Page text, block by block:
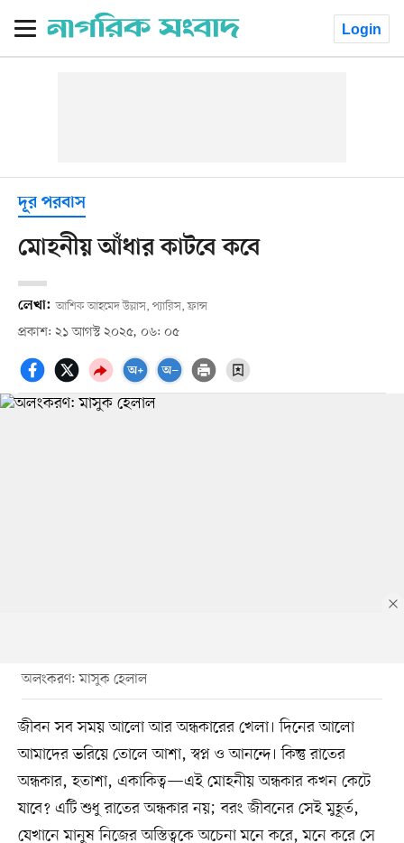
Login
দূর পরবাস
মোহনীয় আঁধার কাটবে কবে
লেখা: আশিক আহমেদ উল্লাস, প্যারিস, ফ্রান্স
প্রকাশ: ২১ আগস্ট ২০২৫, ০৬: ০৫
অলংকরণ: মাসুক হেলাল
জীবন সব সময় আলো আর অন্ধকারের খেলা। দিনের আলো
আমাদের ভরিয়ে তোলে আশা, স্বপ্ন ও আনন্দে। কিন্তু রাতের
অন্ধকার, হতাশা, একাকিত্ব—এই মোহনীয় অন্ধকার কখন কেটে
যাবে? এটি শুধু রাতের অন্ধকার নয়; বরং জীবনের সেই মুহূর্ত,
যেখানে মানুষ নিজের অস্তিত্বকে অচেনা মনে করে, মনে করে সে